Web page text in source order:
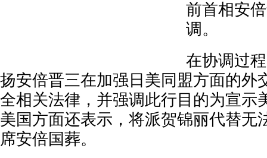
前首相安
调。
在协调过
扬安倍晋三在加强日美同盟方面的外
全相关法律，并强调此行目的为宣示
美国方面还表示，将派贺锦丽代替无
席安倍国葬。